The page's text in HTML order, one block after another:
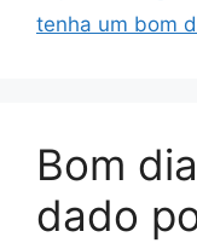
tenha um bom
Bom
dado